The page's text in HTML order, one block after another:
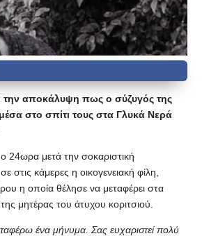
την αποκάλυψη πως ο σύζυγός της
στο σπίτι τους στα Γλυκά Νερά
24ωρα μετά την σοκαριστική
στις κάμερες η οικογενειακή φίλη,
η οποία θέλησε να μεταφέρει στα
μητέρας του άτυχου κοριτσιού.
ένα μήνυμα. Σας ευχαριστεί πολύ